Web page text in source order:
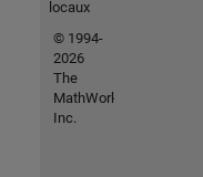
locaux
© 1994-
2026
The
MathWorks,
Inc.